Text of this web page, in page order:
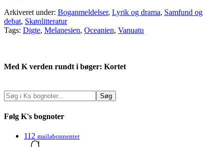
Arkiveret under: Boganmeldelser, Lyrik og drama, Samfund og
debat, Skønlitteratur
Tags: Digte, Melanesien, Oceanien, Vanuatu
Med K verden rundt i bøger: Kortet
Følg K's bognoter
112 mailabonnenter